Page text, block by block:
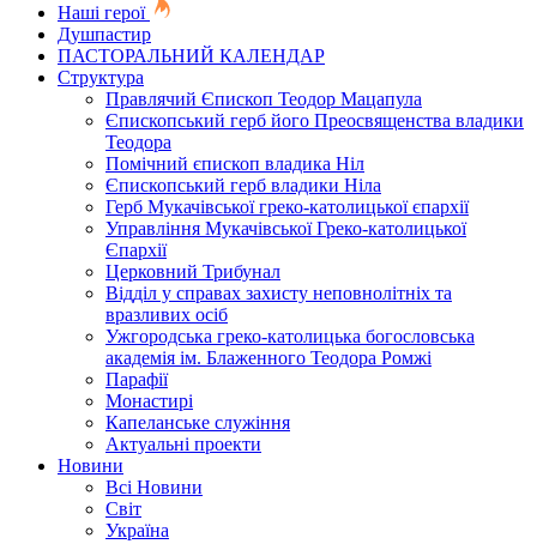
Наші герої
Душпастир
ПАСТОРАЛЬНИЙ КАЛЕНДАР
Структура
Правлячий Єпископ Теодор Мацапула
Єпископський герб його Преосвященства владики
Теодора
Помічний єпископ владика Ніл
Єпископський герб владики Ніла
Герб Мукачівської греко-католицької єпархії
Управління Мукачівської Греко-католицької
Єпархії
Церковний Трибунал
Відділ у справах захисту неповнолітніх та
вразливих осіб
Ужгородська греко-католицька богословська
академія ім. Блаженного Теодора Ромжі
Парафії
Монастирі
Капеланське служіння
Актуальні проекти
Новини
Всі Новини
Світ
Україна